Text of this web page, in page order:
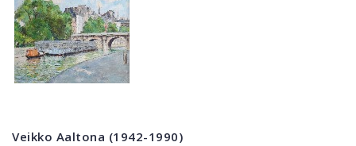
Veikko Aaltona (1942-1990)